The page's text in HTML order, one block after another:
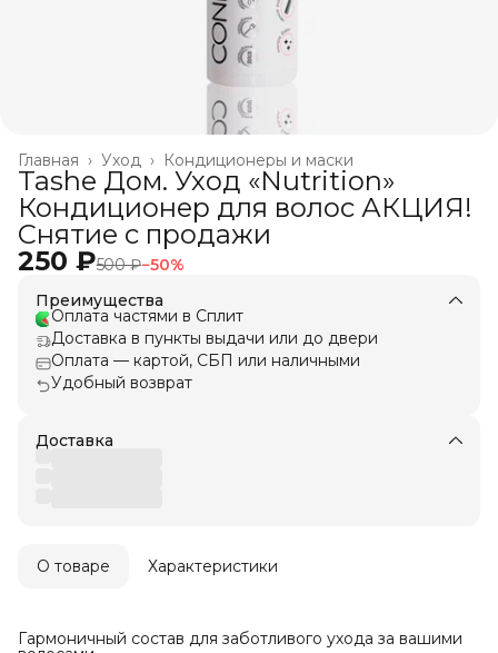
Кондиционеры и маски
Уход ›
Главная ›
Tashe Дом. Уход «Nutrition»
Кондиционер для волос АКЦИЯ!
Снятие с продажи
250 ₽500 ₽−50%
Преимущества
Оплата частями в Сплит
Доставка в пункты выдачи или до двери
Оплата — картой, СБП или наличными
Удобный возврат
Доставка
О товаре Характеристики
Гармоничный состав для заботливого ухода за вашими